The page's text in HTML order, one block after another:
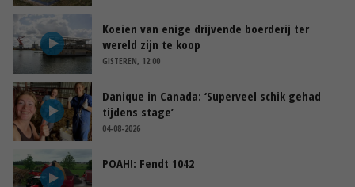
Koeien van enige drijvende boerderij ter
wereld zijn te koop
GISTEREN, 12:00
Danique in Canada: ‘Superveel schik gehad
tijdens stage’
04-08-2026
POAH!: Fendt 1042